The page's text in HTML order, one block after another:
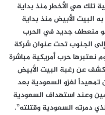
تلك هي الأخطر منذ بداية
البيت الأبيض منذ بداية
منعطف جديد في الحرب
الجنوب تحت عنوان شركة
نعتبرها حرب أمريكية مباشرة
عن رغبة البيت الأبيض
لغزو السعودية بعد
وعند استهداف السعودية
دمرته السعودية وقتلته”.